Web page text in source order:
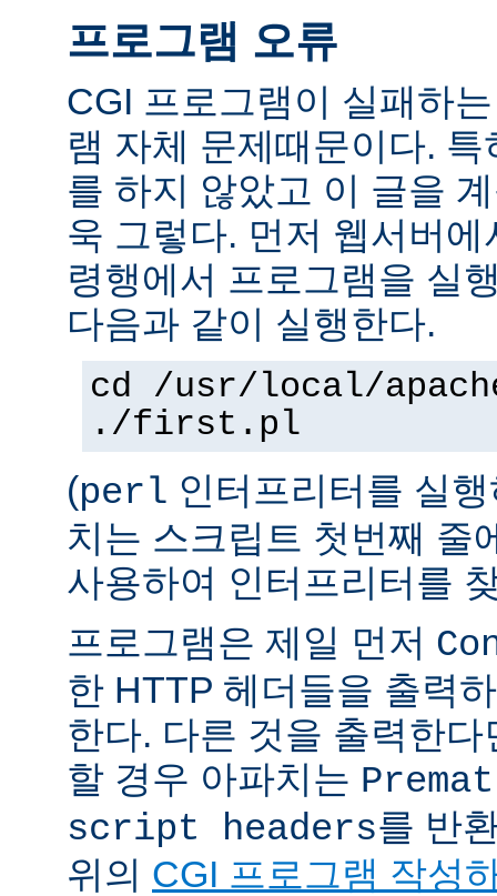
프로그램 오류
CGI 프로그램이 실패하
램 자체 문제때문이다.
를 하지 않았고 이 글을
욱 그렇다. 먼저 웹서버
령행에서 프로그램을 실
다음과 같이 실행한다.
cd /usr/local/
./first.pl
(perl 인터프리터를 실
치는 스크립트 첫번째 줄
사용하여 인터프리터를
프로그램은 제일 먼저
한 HTTP 헤더들을 출력
한다. 다른 것을 출력한
할 경우 아파치는
script headers를 반
위의 CGI 프로그램 작성